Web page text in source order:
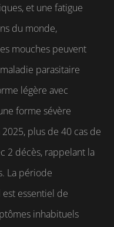
et une fatigue
du monde,
mouches peuvent
parasitaire
légère avec
forme sévère
plus de 40 cas de
2 décès, rappelant la
La période
essentiel de
inhabituels